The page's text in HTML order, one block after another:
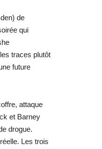
de
qui
traces plutôt
future
attaque
et Barney
drogue.
Les trois